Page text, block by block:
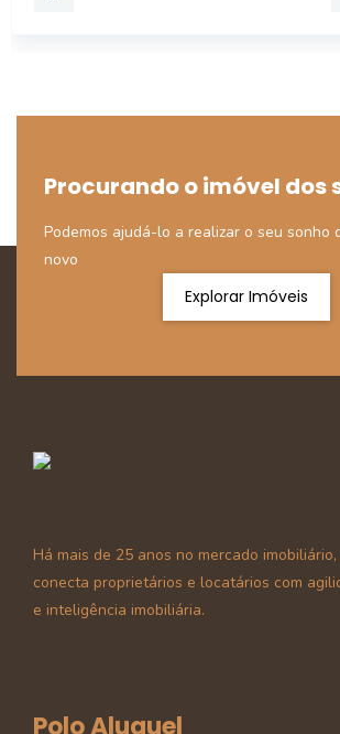
Procurando o imóvel dos
Podemos ajudá-lo a realizar o seu sonho
novo
Explorar Imóveis
Há mais de 25 anos no mercado
conecta proprietários e locatários com
e inteligência imobiliária.
Polo Aluguel